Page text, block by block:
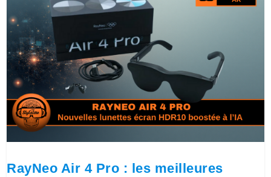
RayNeo Air 4 Pro : les meilleures